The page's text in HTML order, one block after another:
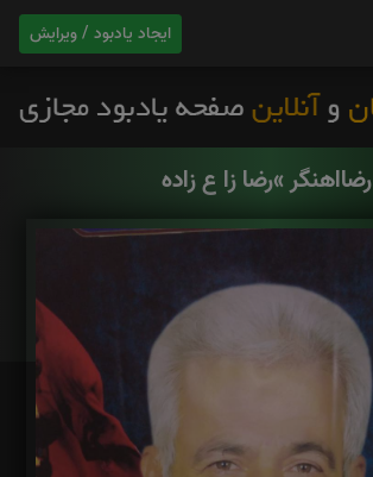
ایجاد یادبود / ویرایش
رضااهنگر »رضا زا ع زاده